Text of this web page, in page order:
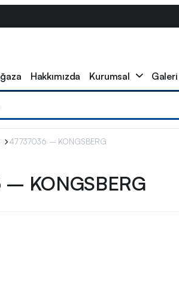
Hakkımızda Kurumsal Galeri
47737036 – KONGSBERG
KONGSBERG